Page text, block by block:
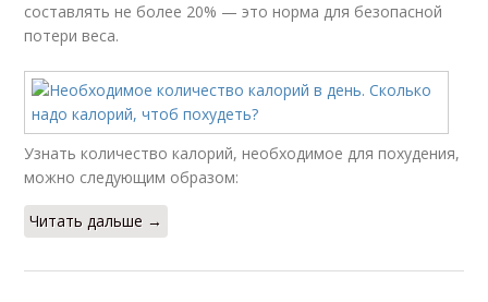
составлять не более 20% — это норма для безопасной
потери веса.
Узнать количество калорий, необходимое для похудения,
можно следующим образом:
Читать дальше →